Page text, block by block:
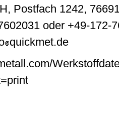
Postfach 1242,
oder +49-172-
quickmet.de